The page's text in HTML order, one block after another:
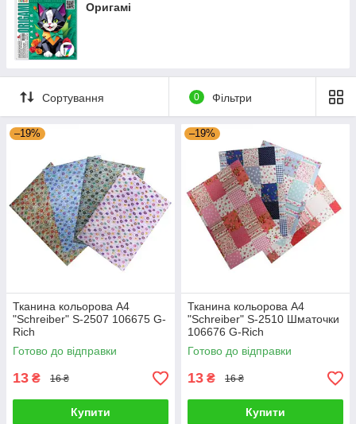
Оригамі
Сортування 0 Фільтри
–19%
Тканина кольорова А4
"Schreiber" S-2507 106675 G-
Rich
Готово до відправки
13 ₴ 16 ₴
Купити
–19%
Тканина кольорова А4
"Schreiber" S-2510 Шматочки
106676 G-Rich
Готово до відправки
13 ₴ 16 ₴
Купити